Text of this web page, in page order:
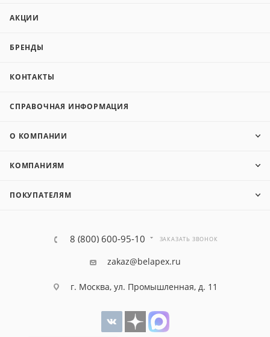
АКЦИИ
БРЕНДЫ
КОНТАКТЫ
СПРАВОЧНАЯ ИНФОРМАЦИЯ
О КОМПАНИИ
КОМПАНИЯМ
ПОКУПАТЕЛЯМ
8 (800) 600-95-10 ЗАКАЗАТЬ ЗВОНОК
zakaz@belapex.ru
г. Москва, ул. Промышленная, д. 11